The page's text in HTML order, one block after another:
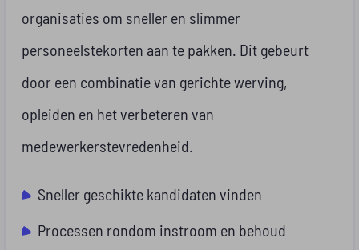
organisaties om sneller en slimmer
personeelstekorten aan te pakken. Dit gebeurt
door een combinatie van gerichte werving,
opleiden en het verbeteren van
medewerkerstevredenheid.
Sneller geschikte kandidaten vinden
Processen rondom instroom en behoud